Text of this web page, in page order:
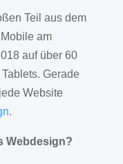
Teil aus dem
am
auf über 60
Gerade
Website
.
Webdesign?